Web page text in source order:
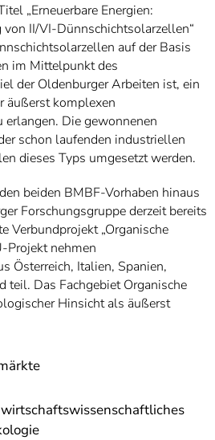
„Erneuerbare Energien:
II/VI-Dünnschichtsolarzellen“
auf der Basis
im Mittelpunkt des
der Oldenburger Arbeiten ist, ein
äußerst komplexen
erlangen. Die gewonnenen
schon laufenden industriellen
dieses Typs umgesetzt werden.
beiden BMBF-Vorhaben hinaus
Forschungsgruppe derzeit bereits
Verbundprojekt „Organische
Projekt nehmen
Österreich, Italien, Spanien,
teil. Das Fachgebiet Organische
Hinsicht als äußerst